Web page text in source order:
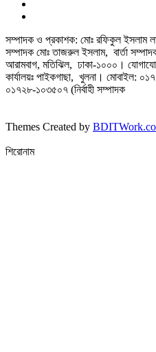
সম্পাদক ও প্রকাশক: মোঃ রফিকুল ইসলাম
সম্পাদক মোঃ তাজরুল‌‌ ইসলাম, বার্তা
আরামবাগ, মতিঝিল, ঢাকা-১০০০।
কার্যালয়ঃ পাইকগাছা, খুলনা। মোবাইল:
০১৭২৮-১০৩৫০৭ (নির্বাহী সম্পাদক
Themes Created by
শিরোনাম